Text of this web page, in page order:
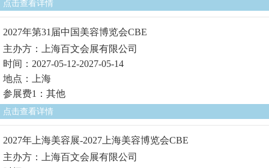
点击查看详情
2027年第31届中国美容博览会CBE
主办方：上海百文会展有限公司
时间：2027-05-12-2027-05-14
地点：上海
参展费1：其他
点击查看详情
2027年上海美容展-2027上海美容博览会CBE
主办方：上海百文会展有限公司